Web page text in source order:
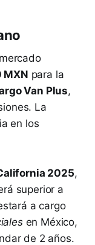
MXN para la
Van Plus,
La
en los
2025,
superior a
a cargo
en México,
de 2 años.